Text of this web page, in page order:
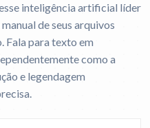
inteligência artificial líder
de seus arquivos
Fala para texto em
como a
e legendagem